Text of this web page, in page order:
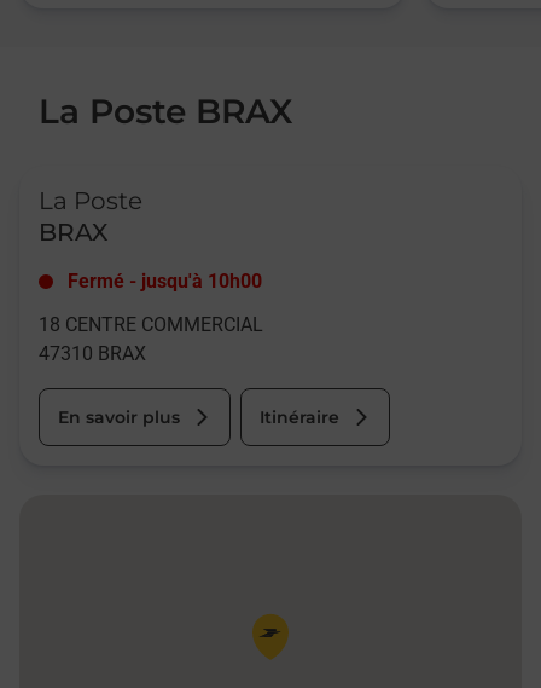
La Poste BRAX
La Poste
BRAX
Fermé - jusqu'à 10h00
18 CENTRE COMMERCIAL
47310 BRAX
En savoir plus Itinéraire
Pin de la carte